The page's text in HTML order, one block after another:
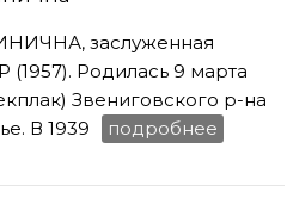
заслуженная
Родилась 9 марта
Звениговского р-на
В 1939
подробнее